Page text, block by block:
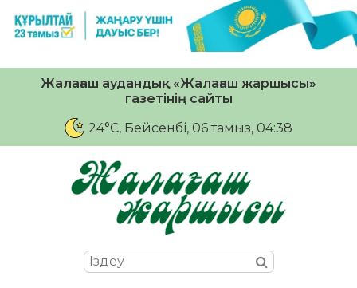
Жалағаш аудандық «Жалағаш жаршысы»
газетінің сайты
24°C, Бейсенбі, 06 тамыз, 04:38